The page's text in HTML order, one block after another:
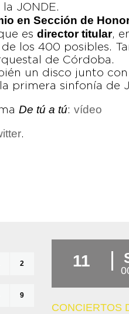
JONDE.
en Sección de
es director titular,
los 400 posibles.
de Córdoba.
un disco junto
primera sinfonía de
De tú a tú: vídeo
.
2
9
11
CONCIERTOS